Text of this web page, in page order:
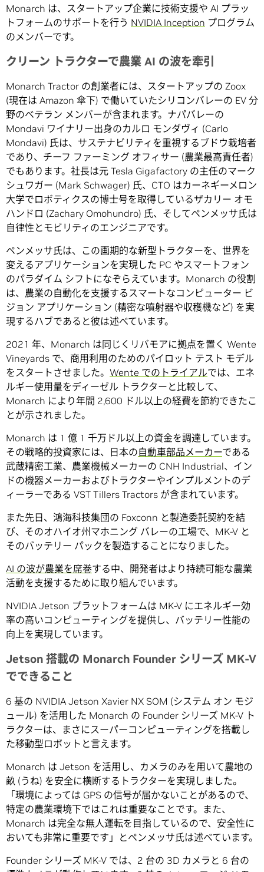
Monarch は、スタートアップ企業に技術支援や AI プラッ
トフォームのサポートを行う NVIDIA Inception プログラム
のメンバーです。
クリーン トラクターで農業 AI の波を牽引
Monarch Tractor の創業者には、スタートアップの Zoox
(現在は Amazon 傘下) で働いていたシリコンバレーの EV 分
野のベテラン メンバーが含まれます。ナパバレーの
Mondavi ワイナリー出身のカルロ モンダヴィ (Carlo
Mondavi) 氏は、サステナビリティを重視するブドウ栽培者
であり、チーフ ファーミング オフィサー (農業最高責任者)
でもあります。社長は元 Tesla Gigafactory の主任のマーク
シュワガー (Mark Schwager) 氏、CTO はカーネギーメロン
大学でロボティクスの博士号を取得しているザカリー オモ
ハンドロ (Zachary Omohundro) 氏、そしてペンメッサ氏は
自律性とモビリティのエンジニアです。
ペンメッサ氏は、この画期的な新型トラクターを、世界を
変えるアプリケーションを実現した PC やスマートフォン
のパラダイム シフトになぞらえています。Monarch の役割
は、農業の自動化を支援するスマートなコンピューター ビ
ジョン アプリケーション (精密な噴射器や収穫機など) を実
現するハブであると彼は述べています。
2021 年、Monarch は同じくリバモアに拠点を置く Wente
Vineyards で、商用利用のためのパイロット テスト モデル
をスタートさせました。 Wente でのトライアルでは、エネ
ルギー使用量をディーゼル トラクターと比較して、
Monarch により年間 2,600 ドル以上の経費を節約できたこ
とが示されました。
Monarch は 1 億 1 千万ドル以上の資金を調達しています。
その戦略的投資家には、日本の自動車部品メーカーである
武蔵精密工業、農業機械メーカーの CNH Industrial、イン
ドの機器メーカーおよびトラクターやインプルメントのデ
ィーラーである VST Tillers Tractors が含まれています。
また先日、鴻海科技集団の Foxconn と製造委託契約を結
び、そのオハイオ州マホニング バレーの工場で、MK-V と
そのバッテリー パックを製造することになりました。
AI の波が農業を席巻する中、開発者はより持続可能な農業
活動を支援するために取り組んでいます。
NVIDIA Jetson プラットフォームは MK-V にエネルギー効
率の高いコンピューティングを提供し、バッテリー性能の
向上を実現しています。
Jetson 搭載の Monarch Founder シリーズ MK-V
でできること
6 基の NVIDIA Jetson Xavier NX SOM (システム オン モジ
ュール) を活用した Monarch の Founder シリーズ MK-V ト
ラクターは、まさにスーパーコンピューティングを搭載し
た移動型ロボットと言えます。
Monarch は Jetson を活用し、カメラのみを用いて農地の
畝 (うね) を安全に横断するトラクターを実現しました。
「環境によっては GPS の信号が届かないことがあるので、
特定の農業環境下ではこれは重要なことです。また、
Monarch は完全な無人運転を目指しているので、安全性に
おいても非常に重要です」とペンメッサ氏は述べています。
Founder シリーズ MK-V では、2 台の 3D カメラと 6 台の